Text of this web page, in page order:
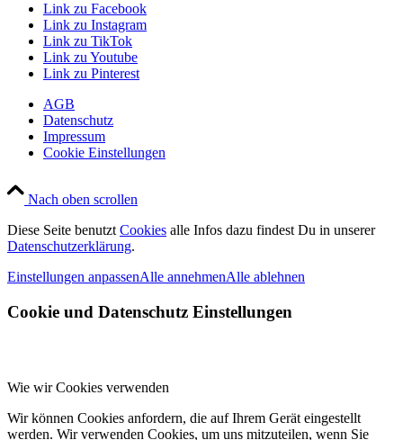
Link zu Facebook
Link zu Instagram
Link zu TikTok
Link zu Youtube
Link zu Pinterest
AGB
Datenschutz
Impressum
Cookie Einstellungen
Nach oben scrollen
Diese Seite benutzt Cookies alle Infos dazu findest Du in unserer
Datenschutzerklärung.
Einstellungen anpassenAlle annehmenAlle ablehnen
Cookie und Datenschutz Einstellungen
Wie wir Cookies verwenden
Wir können Cookies anfordern, die auf Ihrem Gerät eingestellt
werden. Wir verwenden Cookies, um uns mitzuteilen, wenn Sie